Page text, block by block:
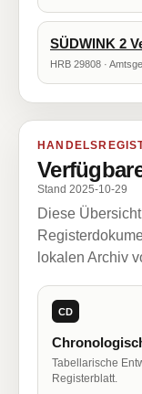
SÜDWINK 2
HRB 29808 ·
Stand 2025-10-29
Diese
lokalen Archiv
CD
Tabellarische
Registerblatt.